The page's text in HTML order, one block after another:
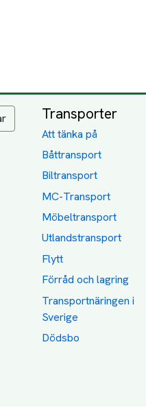
Transporter
Att tänka på
Båttransport
Biltransport
MC-Transport
Möbeltransport
Utlandstransport
Flytt
Förråd och lagring
Transportnäringen i
Sverige
Dödsbo